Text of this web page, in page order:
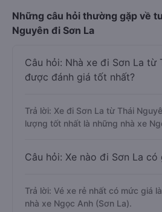
Những câu hỏi thường gặp về
Nguyên đi Sơn La
Câu hỏi: Nhà xe đi Sơn La từ
được đánh giá tốt nhất?
Trả lời: Xe đi Sơn La từ Thái
lượng tốt nhất là những nhà xe
Câu hỏi: Xe nào đi Sơn La có
Trả lời: Vé xe rẻ nhất có mức giá
nhà xe Ngọc Anh (Sơn La).